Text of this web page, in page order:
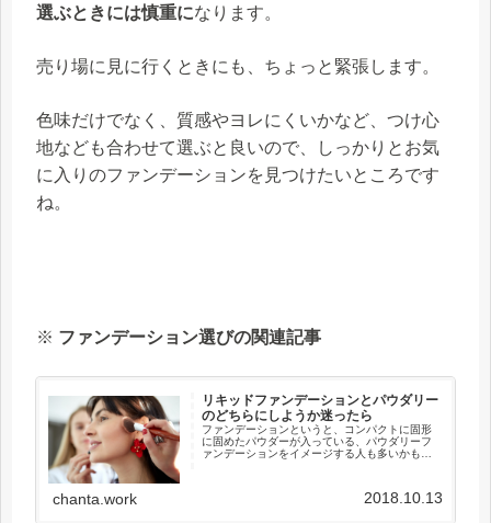
選ぶときには慎重になります。
売り場に見に行くときにも、ちょっと緊張します。
色味だけでなく、質感やヨレにくいかなど、つけ心
地なども合わせて選ぶと良いので、しっかりとお気
に入りのファンデーションを見つけたいところです
ね。
※ ファンデーション選びの関連記事
リキッドファンデーションとパウダリー
のどちらにしようか迷ったら
ファンデーションというと、コンパクトに固形
に固めたパウダーが入っている、パウダリーフ
ァンデーションをイメージする人も多いかもし
chanta.work 2018.10.13